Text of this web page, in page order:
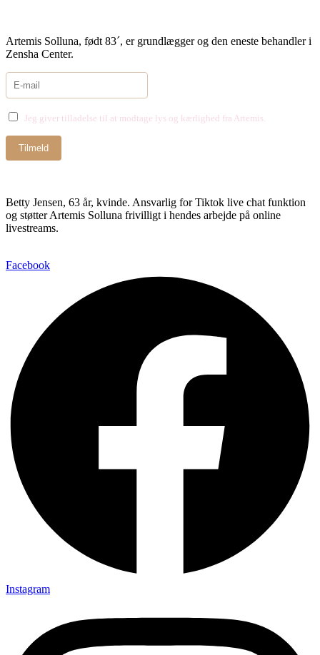
Artemis Solluna, født 83´, er grundlægger og den eneste behandler i
Zensha Center.
Jeg giver tilladelse til at modtage lys og kærlighed fra Artemis.
Betty Jensen, 63 år, kvinde. Ansvarlig for Tiktok live chat funktion
og støtter Artemis Solluna frivilligt i hendes arbejde på online
livestreams.
Facebook
Instagram